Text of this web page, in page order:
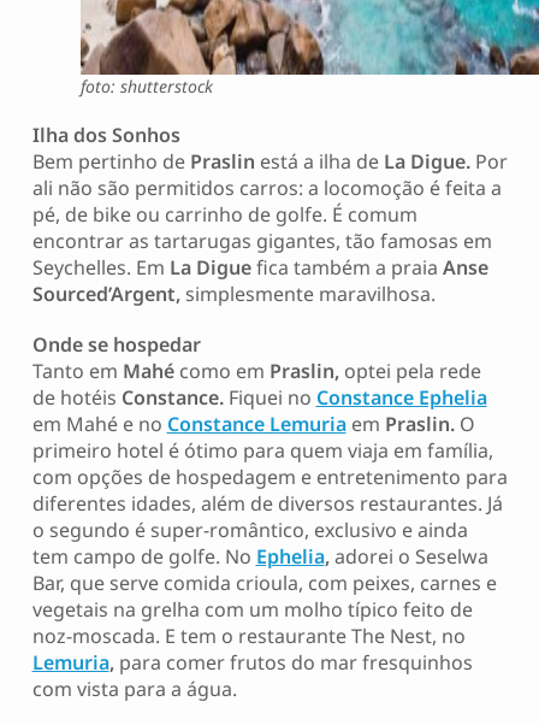
foto: shutterstock
Ilha dos Sonhos
Bem pertinho de Praslin está a ilha de La Digue.Por
ali não são permitidos carros: a locomoção é feita a
pé, de bike ou carrinho de golfe. É comum
encontrar as tartarugas gigantes, tão famosas em
Seychelles. Em La Diguefica também a praia Anse
Sourced’Argent,simplesmente maravilhosa.
Onde se hospedar
Tanto em Mahécomo em Praslin,optei pela rede
de hotéis Constance.Fiquei no Constance Ephelia
em Mahé e no Constance Lemuriaem Praslin.O
primeiro hotel é ótimo para quem viaja em família,
com opções de hospedagem e entretenimento para
diferentes idades, além de diversos restaurantes. Já
o segundo é super-romântico, exclusivo e ainda
tem campo de golfe. No Ephelia,adorei o Seselwa
Bar, que serve comida crioula, com peixes, carnes e
vegetais na grelha com um molho típico feito de
noz-moscada. E tem o restaurante The Nest, no
Lemuria,para comer frutos do mar fresquinhos
com vista para a água.